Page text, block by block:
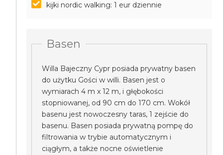
kijki nordic walking: 1 eur dziennie
Basen
Willa Bajeczny Cypr posiada prywatny basen
do użytku Gości w willi. Basen jest o
wymiarach 4 m x 12 m, i głębokości
stopniowanej, od 90 cm do 170 cm. Wokół
basenu jest nowoczesny taras, 1 zejście do
basenu. Basen posiada prywatną pompę do
filtrowania w trybie automatycznym i
ciągłym, a także nocne oświetlenie